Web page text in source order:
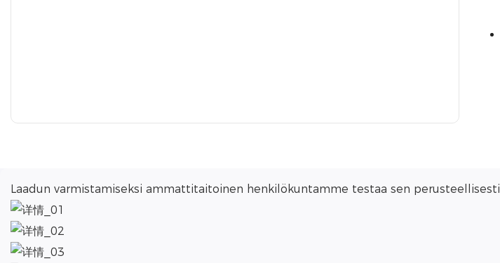
Laadun varmistamiseksi ammattitaitoinen henkilökuntamme testaa sen perusteellisesti.